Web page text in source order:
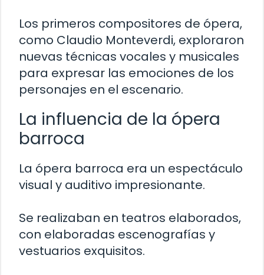
Los primeros compositores de ópera,
como Claudio Monteverdi, exploraron
nuevas técnicas vocales y musicales
para expresar las emociones de los
personajes en el escenario.
La influencia de la ópera
barroca
La ópera barroca era un espectáculo
visual y auditivo impresionante.
Se realizaban en teatros elaborados,
con elaboradas escenografías y
vestuarios exquisitos.